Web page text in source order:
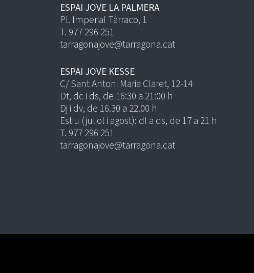
ESPAI JOVE LA PALMERA
Pl. Imperial Tàrraco, 1
T. 977 296 251
tarragonajove@tarragona.cat
ESPAI JOVE KESSE
C/ Sant Antoni Maria Claret, 12-14
Dt, dc i ds, de 16:30 a 21:00 h
Dj i dv, de 16.30 a 22.00 h
Estiu (juliol i agost): dl a ds, de 17 a 21 h
T. 977 296 251
tarragonajove@tarragona.cat